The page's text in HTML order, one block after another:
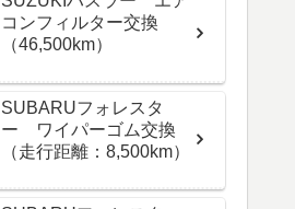
コンフィルター交換
（46,500km）
SUBARUフォレスタ
ー ワイパーゴム交換
（走行距離：8,500km）